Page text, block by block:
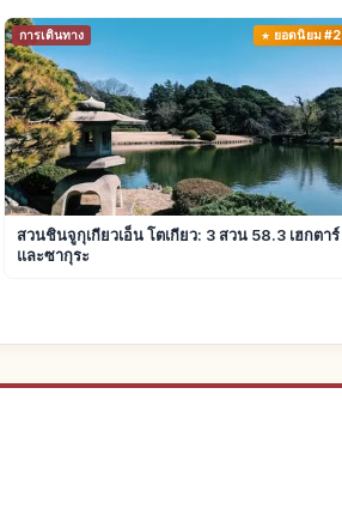
การเดินทาง ยอดนิยม #2
สวนชินจูกุเกียวเอ็น โตเกียว: 3 สวน 58.3 เฮกตาร์
และซากุระ